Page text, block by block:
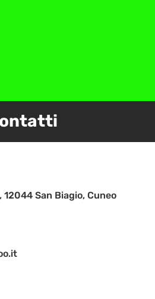
12044 San Biagio, Cuneo